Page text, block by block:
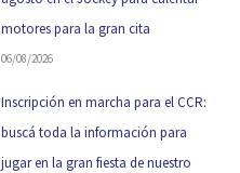
motores para la gran cita
06/08/2026
Inscripción en marcha para el CCR:
buscá toda la información para
jugar en la gran fiesta de nuestro